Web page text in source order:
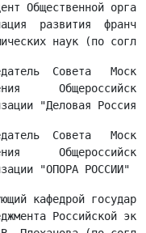
развития
Совета
Совета
Российской